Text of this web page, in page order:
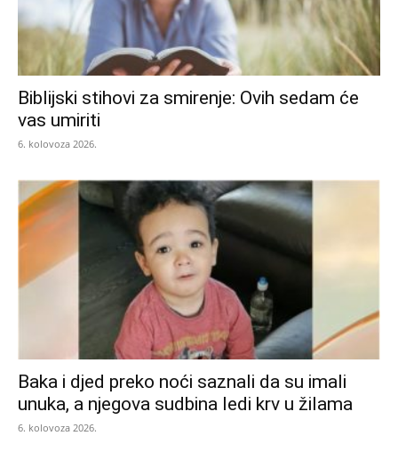
Biblijski stihovi za smirenje: Ovih sedam će
vas umiriti
6. kolovoza 2026.
Baka i djed preko noći saznali da su imali
unuka, a njegova sudbina ledi krv u žilama
6. kolovoza 2026.